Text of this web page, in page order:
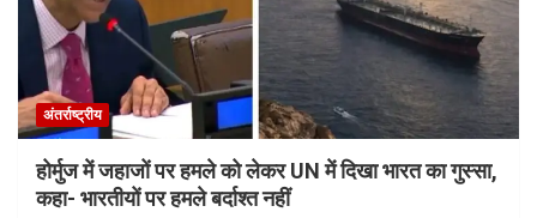
अंतर्राष्ट्रीय
होर्मुज में जहाजों पर हमले को लेकर UN में दिखा भारत का गुस्सा,
कहा- भारतीयों पर हमले बर्दाश्त नहीं